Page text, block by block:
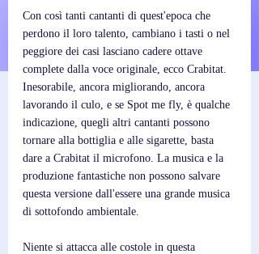
Con così tanti cantanti di quest'epoca che
perdono il loro talento, cambiano i tasti o nel
peggiore dei casi lasciano cadere ottave
complete dalla voce originale, ecco Crabitat.
Inesorabile, ancora migliorando, ancora
lavorando il culo, e se Spot me fly, è qualche
indicazione, quegli altri cantanti possono
tornare alla bottiglia e alle sigarette, basta
dare a Crabitat il microfono. La musica e la
produzione fantastiche non possono salvare
questa versione dall'essere una grande musica
di sottofondo ambientale.
Niente si attacca alle costole in questa